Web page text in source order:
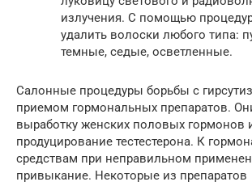
излучения. С помощью
удалить волоски любого типа:
темные, седые, осветленные.
Салонные процедуры борьбы с
приемом гормональных препаратов.
выработку женских половых гормонов
продуцирование тестестерона. К
средствам при неправильном
привыкание. Некоторые из препаратов